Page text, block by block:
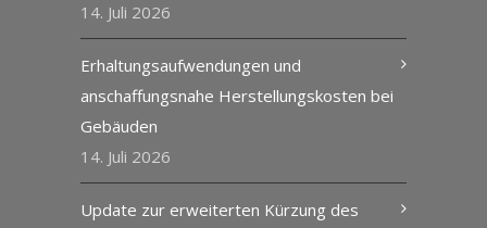
14. Juli 2026
Erhaltungsaufwendungen und
anschaffungsnahe Herstellungskosten bei
Gebäuden
14. Juli 2026
Update zur erweiterten Kürzung des